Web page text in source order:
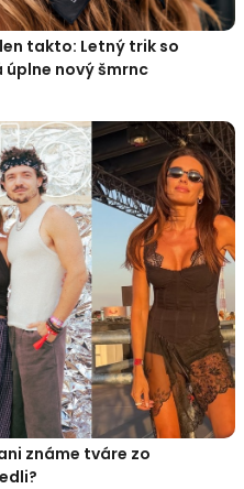
takto: Letný trik so
nový šmrnc
známe tváre zo